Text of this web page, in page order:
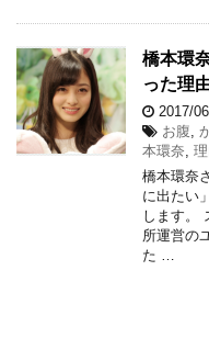
橋本環
った理
2017/
お腹
本環奈
橋本環奈
に出たい
します。
所運営の
た …